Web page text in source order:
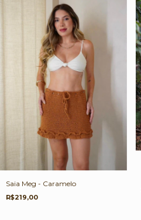
Saia Meg - Caramelo
R$219,00